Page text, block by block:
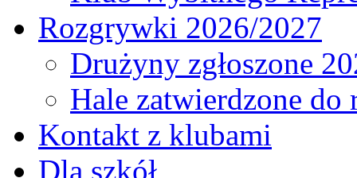
Rozgrywki 2026/2027
Drużyny zgłoszone
Hale zatwierdzone
Kontakt z klubami
Dla szkół